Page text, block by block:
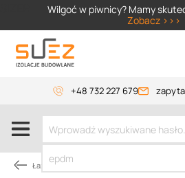
Wilgoć w piwnicy? Mamy
Zobacz >>>
+48 732 227 679
Łazienka